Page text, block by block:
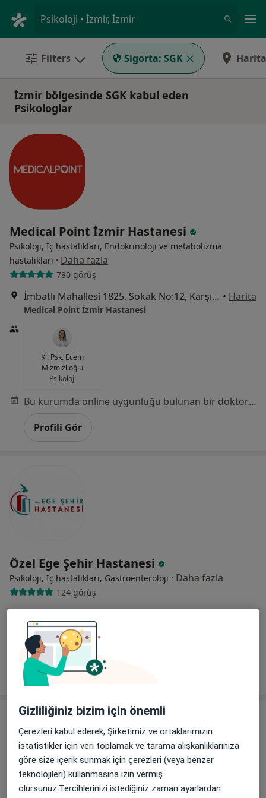
Psikoloji • İzmir, İzmir
Filters Sigorta: SGK Harita
İzmir bölgesinde SGK kabul eden
Psikologlar
Medical Point İzmir Hastanesi
Psikoloji, İç hastalıkları, Endokrinoloji ve metabolizma
hastalıkları · Daha fazla
780 görüş
İmbatlı Mahallesi 1825. Sokak No:12, Karşıyaka • Harita
Medical Point İzmir Hastanesi
Kl. Psk. Ecem
Mizmizlioğlu
Psikoloji
Bu kurumda online uygunluğu bulunan bir doktor veya uzman bulunamadı
Profili Gör
Özel Ege Şehir Hastanesi
Psikoloji, İç hastalıkları, Gastroenteroloji · Daha fazla
124 görüş
Özel Ege Şehir Hastanesi
Profili Gör
Gizliliğiniz bizim için önemli
Çerezleri kabul ederek, Şirketimiz ve ortaklarımızın
istatistikler için veri toplamak ve tarama alışkanlıklarınıza
göre size içerik sunmak için çerezleri (veya benzer
teknolojileri) kullanmasına izin vermiş
olursunuz.Tercihlerinizi istediğiniz zaman ayarlardan